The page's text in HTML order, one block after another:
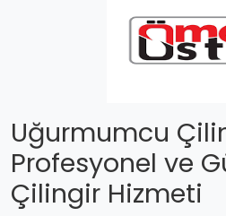
Uğurmumcu
Profesyonel ve
Çilingir Hizmeti